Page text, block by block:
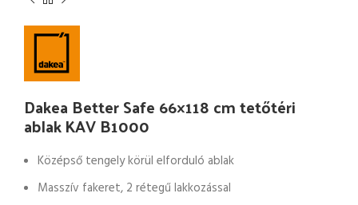
Dakea Better Safe 66×118 cm tetőtéri
ablak KAV B1000
Középső tengely körül elforduló ablak
Masszív fakeret, 2 rétegű lakkozással